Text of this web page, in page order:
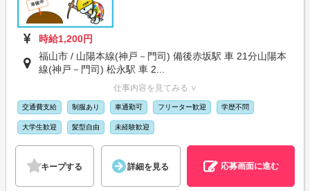
時給1,200円
福山市 / 山陽本線(神戸－門司) 備後赤坂駅 車 21分山陽本
線(神戸－門司) 松永駅 車 2...
仕事内容を見てみる ∨
交通費支給 制服あり 車通勤可 フリーター歓迎 学歴不問
大学生歓迎 髪型自由 未経験歓迎
キープする 詳細を見る 応募画面に進む